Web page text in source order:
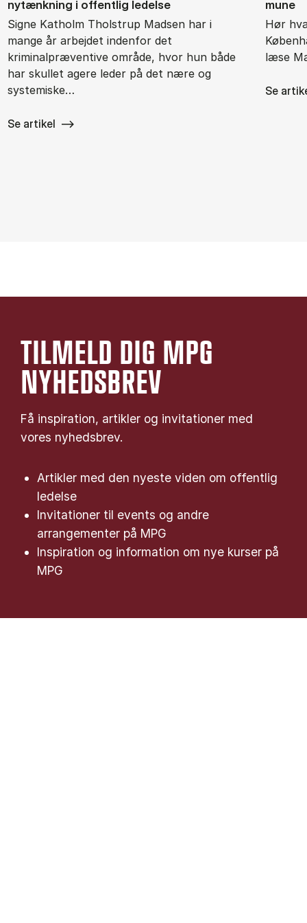
nytænk­ning i of­fent­lig le­del­se
Signe Katholm Tholstrup Madsen har i
mange år arbejdet indenfor det
kriminalpræventive område, hvor hun både
har skullet agere leder på det nære og
systemiske…
Se artikel
mu­ne
Hør
læse
Se
TILMELD DIG MPG
NYHEDSBREV
Få inspiration, artikler og invitationer med
vores nyhedsbrev.
Artikler med den nyeste viden om offentlig
ledelse
Invitationer til events og andre
arrangementer på MPG
Inspiration og information om nye kurser på
MPG